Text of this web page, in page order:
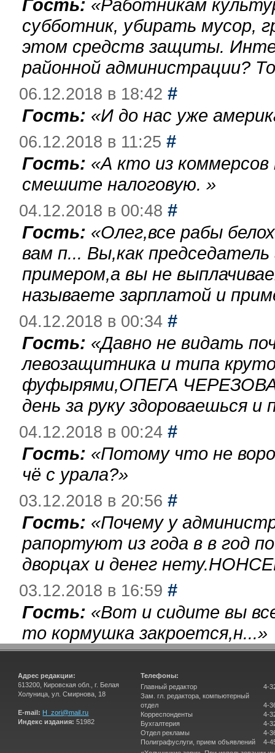
Гость: «Работникам
субботник, убирать мусор,
этом средств защиты.
районной администрации?
06.12.2018 в 18:42 #
Гость: «И до нас уже
06.12.2018 в 11:25 #
Гость: «А кто из
смешите налоговую. »
04.12.2018 в 00:48 #
Гость: «Олег,все рабы
вам п... Вы,как
примером,а вы не
называете зарплатой и
04.12.2018 в 00:34 #
Гость: «Давно не видать
левозащитника и типа
фуфырями,ОПЕГА
день за руку здороваешься
04.12.2018 в 00:24 #
Гость: «Потому что не
чё с урала?»
03.12.2018 в 20:56 #
Гость: «Почему у
рапортуют из года в в год
дворцах и денег
03.12.2018 в 16:59 #
Гость: «Вот и сидите вы
то кормушка закроется,н...»
Адрес редакции:
613200, Кировская обл., г. Белая
Холуница, ул. Смирнова, 18
E-mail: H_zori@mail.ru
Индекс издания: 51982
Телефоны:
Главный редактор
Зам. гл. редактора, компьютерный
отдел
Корреспонденты
Бухгалтерия
Отдел рекламы
Полиграфуслуги, прием объявлений
4-
4-
4-
4-
4-
4-